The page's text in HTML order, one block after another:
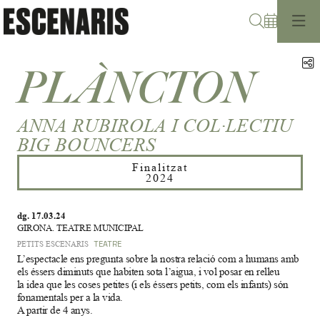
PLÀNCTON
ANNA RUBIROLA I COL·LECTIU
BIG BOUNCERS
Finalitzat
2024
dg. 17.03.24
GIRONA. TEATRE MUNICIPAL
PETITS ESCENARIS TEATRE
L’espectacle ens pregunta sobre la nostra relació com a humans amb
els éssers diminuts que habiten sota l’aigua, i vol posar en relleu
la idea que les coses petites (i els éssers petits, com els infants) són
fonamentals per a la vida.
A partir de 4 anys.